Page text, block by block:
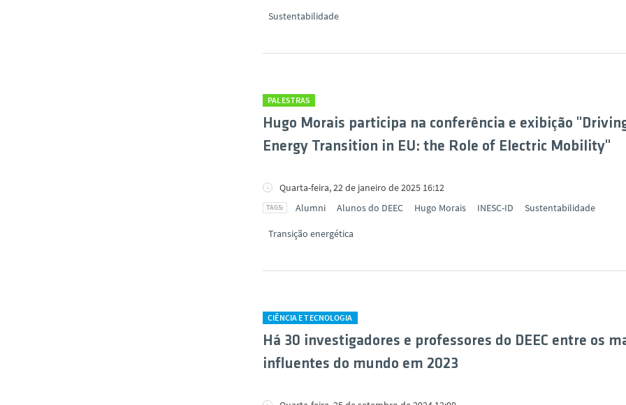
Sustentabilidade
PALESTRAS
Hugo Morais participa na conferência e exibição
Energy Transition in EU: the Role of Electric Mobility"
Quarta-feira, 22 de janeiro de 2025 16:12
Alumni
Alunos do DEEC Hugo Morais INESC-ID Sustentabilidade
Transição energética
CIÊNCIA E TECNOLOGIA
Há 30 investigadores e professores do DEEC entre os
influentes do mundo em 2023